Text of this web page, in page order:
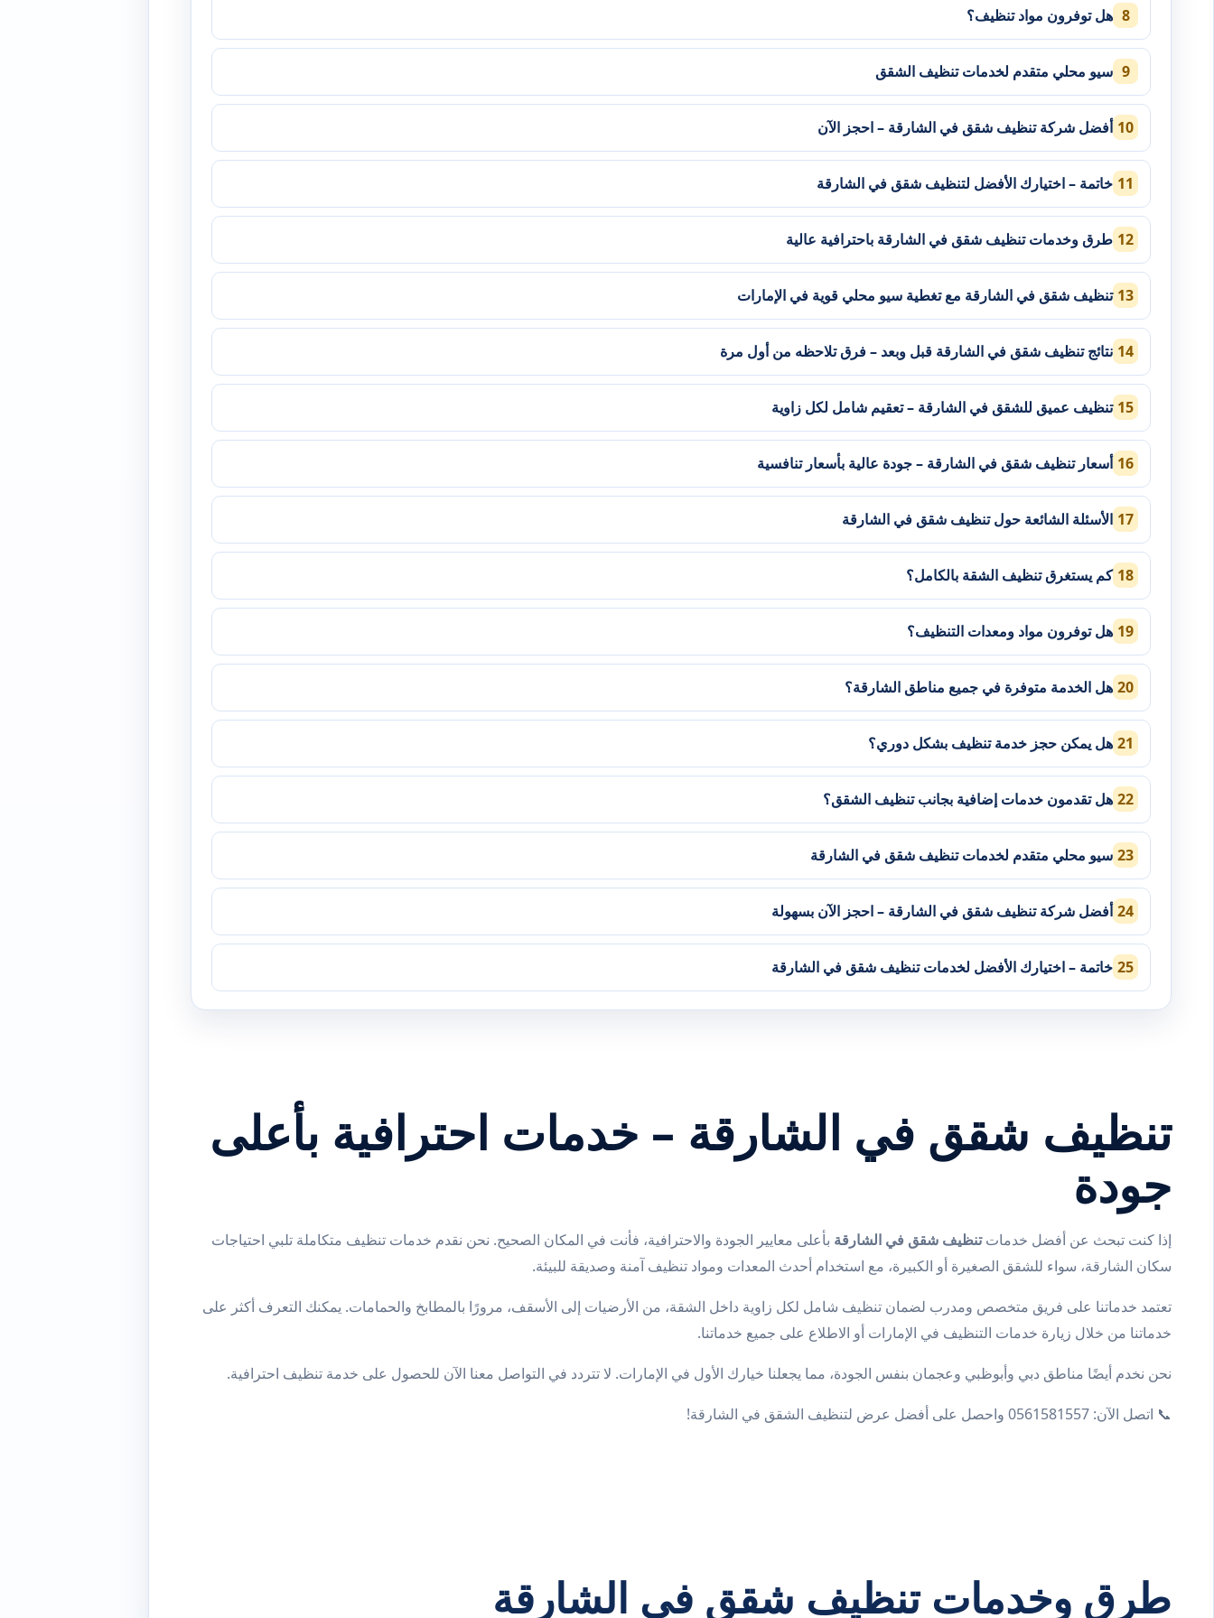
هل توفرون مواد تنظيف؟
سيو محلي متقدم لخدمات تنظيف الشقق
أفضل شركة تنظيف شقق في الشارقة – احجز الآن
خاتمة – اختيارك الأفضل لتنظيف شقق في الشارقة
طرق وخدمات تنظيف شقق في الشارقة باحترافية عالية
تنظيف شقق في الشارقة مع تغطية سيو محلي قوية في الإمارات
نتائج تنظيف شقق في الشارقة قبل وبعد – فرق تلاحظه من أول مرة
تنظيف عميق للشقق في الشارقة – تعقيم شامل لكل زاوية
أسعار تنظيف شقق في الشارقة – جودة عالية بأسعار تنافسية
الأسئلة الشائعة حول تنظيف شقق في الشارقة
كم يستغرق تنظيف الشقة بالكامل؟
هل توفرون مواد ومعدات التنظيف؟
هل الخدمة متوفرة في جميع مناطق الشارقة؟
هل يمكن حجز خدمة تنظيف بشكل دوري؟
هل تقدمون خدمات إضافية بجانب تنظيف الشقق؟
سيو محلي متقدم لخدمات تنظيف شقق في الشارقة
أفضل شركة تنظيف شقق في الشارقة – احجز الآن بسهولة
خاتمة – اختيارك الأفضل لخدمات تنظيف شقق في الشارقة
تنظيف شقق في الشارقة – خدمات احترافية بأعلى
جودة
إذا كنت تبحث عن أفضل خدماتتنظيف شقق في الشارقة بأعلى معايير الجودة والاحترافية، فأنت في المكان الصحيح. نحن نقدم خدمات تنظيف متكاملة تلبي احتياجات
سكان الشارقة، سواء للشقق الصغيرة أو الكبيرة، مع استخدام أحدث المعدات ومواد تنظيف آمنة وصديقة للبيئة.
تعتمد خدماتنا على فريق متخصص ومدرب لضمان تنظيف شامل لكل زاوية داخل الشقة، من الأرضيات إلى الأسقف، مرورًا بالمطابخ والحمامات. يمكنك التعرف أكثر على
خدماتنا من خلال زيارة خدمات التنظيف في الإمارات أو الاطلاع على جميع خدماتنا.
نحن نخدم أيضًا مناطق دبي وأبوظبي وعجمان بنفس الجودة، مما يجعلنا خيارك الأول في الإمارات. لا تتردد في التواصل معنا الآن للحصول على خدمة تنظيف احترافية.
📞 اتصل الآن: 0561581557 واحصل على أفضل عرض لتنظيف الشقق في الشارقة!
طرق وخدمات تنظيف شقق في الشارقة